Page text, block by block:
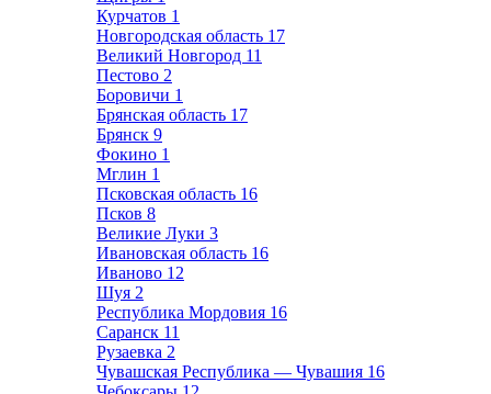
Курчатов 1
Новгородская область 17
Великий Новгород 11
Пестово 2
Боровичи 1
Брянская область 17
Брянск 9
Фокино 1
Мглин 1
Псковская область 16
Псков 8
Великие Луки 3
Ивановская область 16
Иваново 12
Шуя 2
Республика Мордовия 16
Саранск 11
Рузаевка 2
Чувашская Республика — Чувашия 16